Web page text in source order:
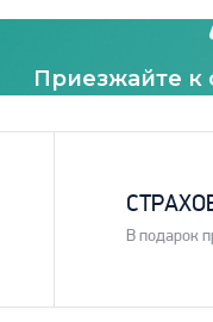
Приезжайте к
В подарок